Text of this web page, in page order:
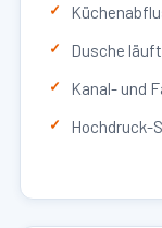
Dusche
Kanal- und
Hochdruck-